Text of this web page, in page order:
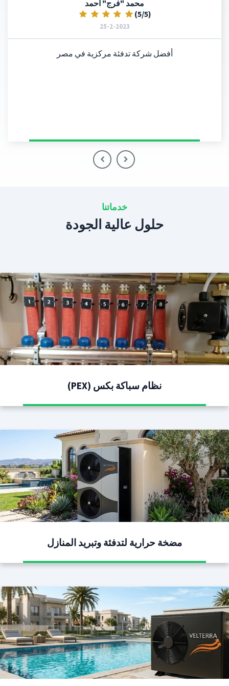
ندى ن محمد
(
5/5
)
5-3-2023
شركة موثوقة وقيمة، تقدم الحلول عند الحاجة، وهي
خدماتنا
حلول عالية الجودة
نظام سباكة بكس (PEX)
مضخة حرارية لتدفئة وتبريد المنازل